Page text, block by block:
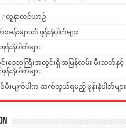
/ လူနာတင်ယာဉ်
ခန်းများ၏ ဖုန်းနံပါတ်များ
န်းနံပါတ်များ
းဒေသကြီးအတွင်းရှိ အမြန်လမ်း မီးသတ်နှင့်
န်းနံပါတ်များ
မီးပျက်ပါက ဆက်သွယ်ရမည့် ဖုန်းနံပါတ်များ